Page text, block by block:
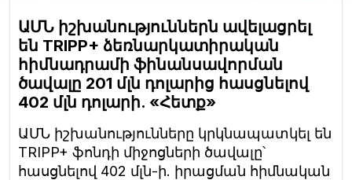
ԱՄՆ իշխանություններն ավելացրել
են TRIPP+ ձեռնարկատիրական
հիմնադրամի ֆինանսավորման
ծավալը 201 մլն դոլարից հասցնելով
402 մլն դոլարի. «Հետք»
ԱՄՆ իշխանությունները կրկնապատկել են
TRIPP+ ֆոնդի միջոցների ծավալը՝
հասցնելով 402 մլն-ի. իրացման հիմնական